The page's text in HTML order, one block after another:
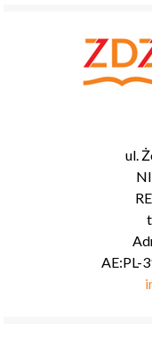
ul.
AE:PL-